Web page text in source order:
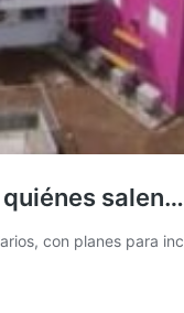
con planes para